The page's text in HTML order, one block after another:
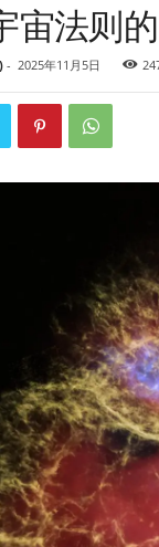
宙法则
- 2025年11月5日